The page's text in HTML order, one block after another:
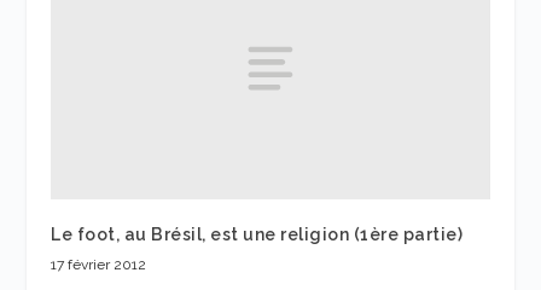
Le foot, au Brésil, est une religion (1ère partie)
17 février 2012